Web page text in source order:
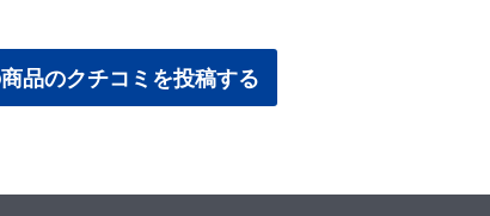
品のクチコミを投稿する